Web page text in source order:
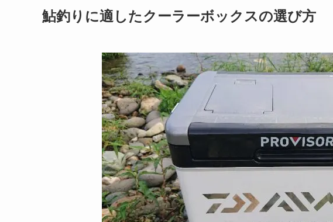
鮎釣りに適したクーラーボックスの選び方